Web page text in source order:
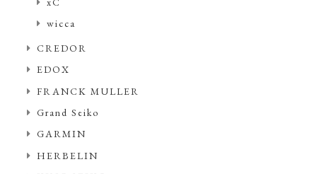
wicca
CREDOR
EDOX
FRANCK MULLER
Grand Seiko
GARMIN
HERBELIN